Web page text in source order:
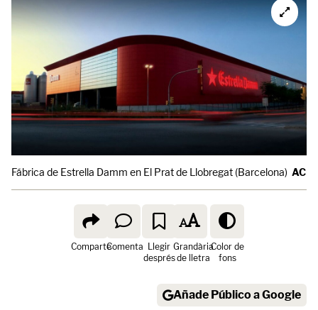
Fábrica de Estrella Damm en El Prat de Llobregat (Barcelona) ACN
ComparteComenta Llegir
després
Grandària
de lletra
Color de
fons
Añade Público a Google